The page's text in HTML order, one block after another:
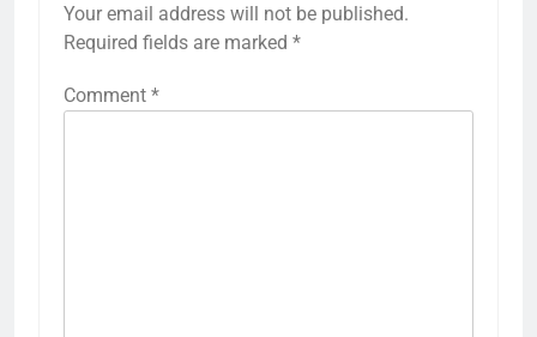
Your email address will not be published.
Required fields are marked *
Comment *